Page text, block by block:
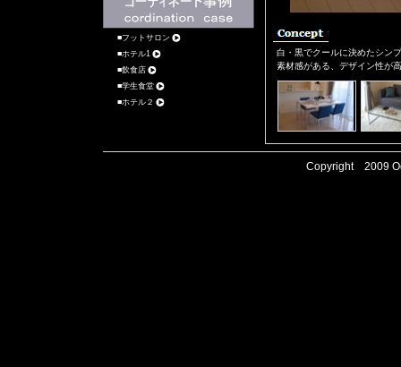
フットサロン
ホテル1
飲食店
学生食堂
ホテル２
白・黒でクールに決めたシン
素材感がある、デザイン性が
Copyright 2009